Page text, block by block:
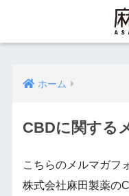
ホーム
CBDに関する
こちらのメルマガフ
株式会社麻田製薬の